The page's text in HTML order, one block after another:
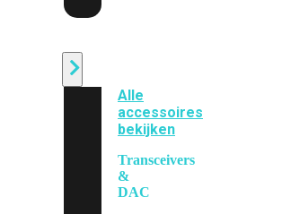
Alle
accessoires
bekijken
Transceivers
&
DAC